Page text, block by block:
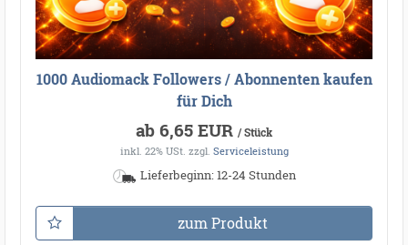
1000 Audiomack Followers / Abonnenten kaufen
für Dich
ab 6,65 EUR / Stück
inkl. 22% USt. zzgl. Serviceleistung
Lieferbeginn: 12-24 Stunden
zum Produkt